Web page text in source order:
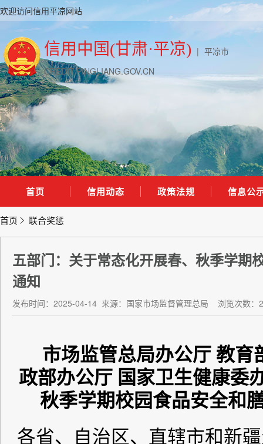
欢迎访问信用平凉网站
信用中国(甘肃·平凉) | 平凉市
CREDIT.PINGLIANG.GOV.CN
首页 信用动态 政策法规 信息公
首页 联合奖惩
五部门：关于常态化开展春、秋季学期
通知
发布时间：2025-04-14 来源：国家市场监督管理总局 浏览次数：